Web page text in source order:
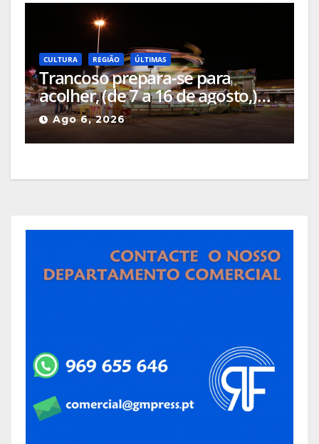
CULTURA REGIÃO ÚLTIMAS
Trancoso prepara-se para
acolher, (de 7 a 16 de agosto,)
mais uma edição da Feira de
São Bartolomeu, a feira franca
mais antiga do país
Ago 6, 2026